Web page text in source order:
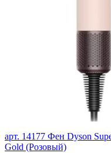
арт. 14177 Фен Dyson
Gold (Розовый)